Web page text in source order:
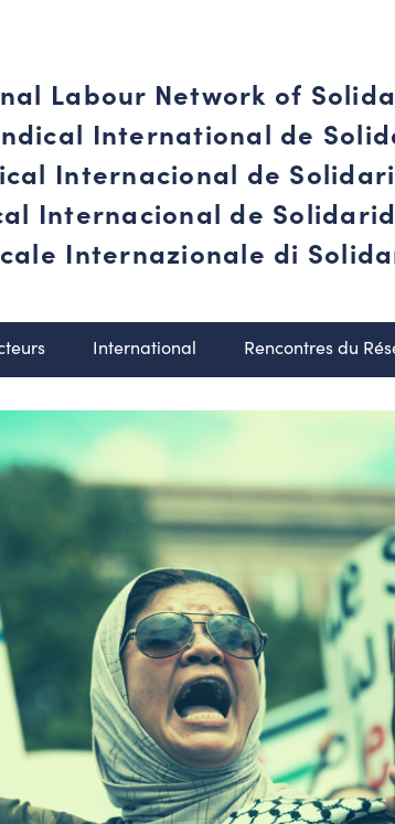
Labour Network of
International de
Internacional de
Internacional de
Internazionale di
International Rencontres du